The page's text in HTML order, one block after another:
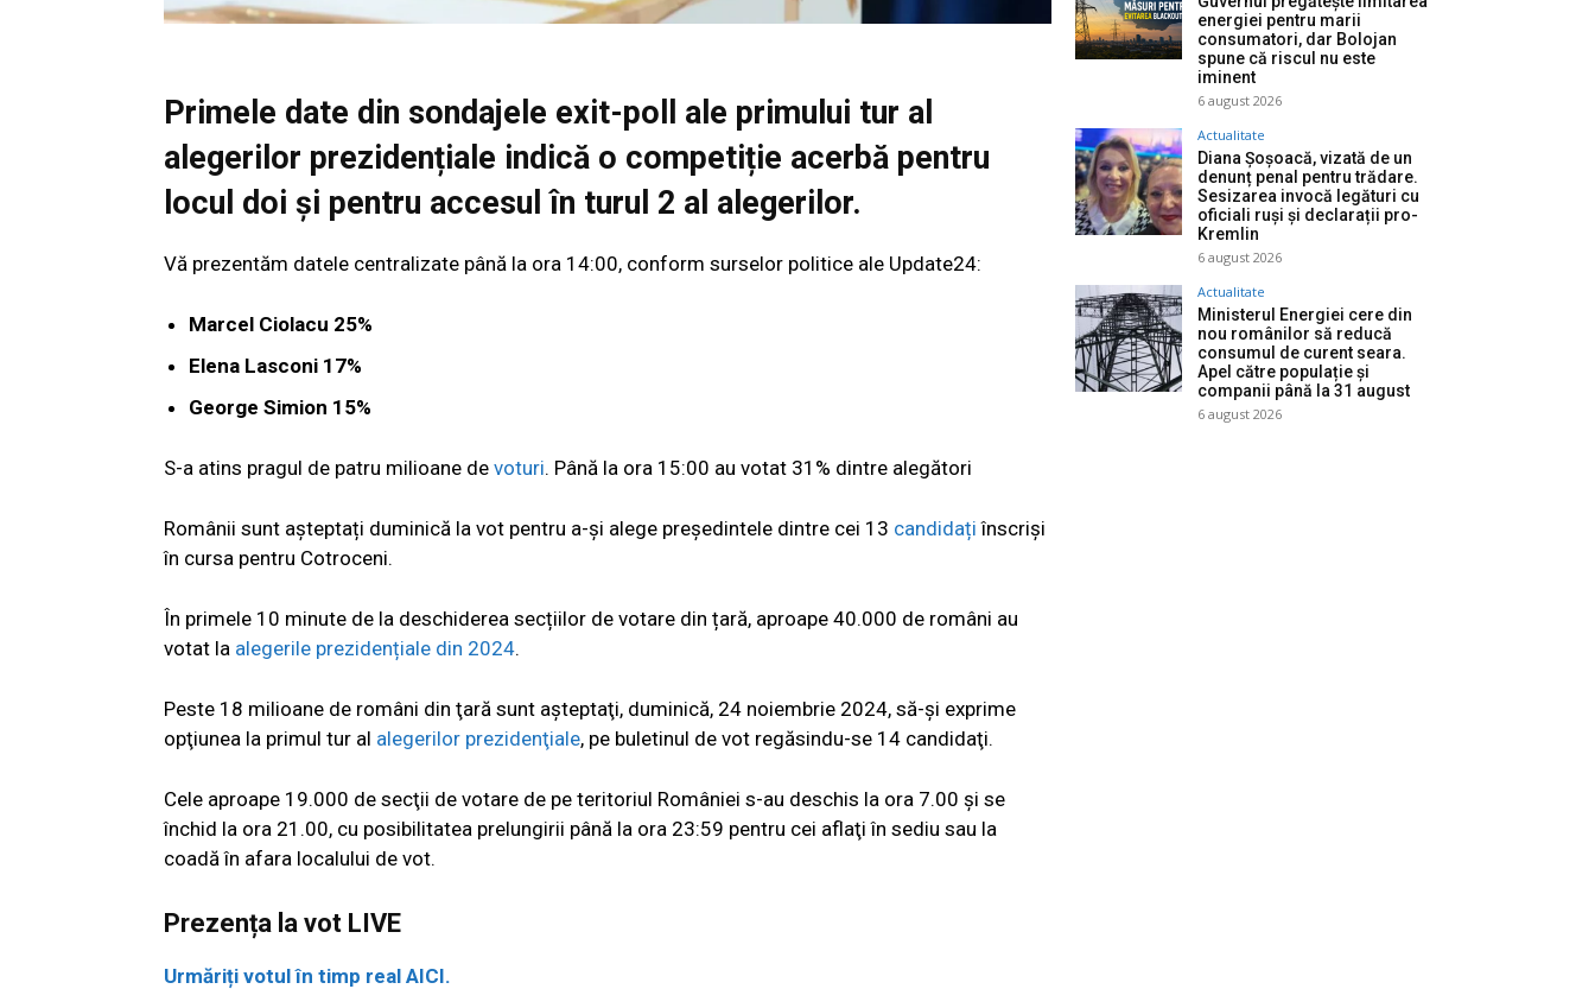
Primele date din sondajele exit-poll ale primului tur al
alegerilor prezidențiale indică o competiție acerbă pentru
locul doi și pentru accesul în turul 2 al alegerilor.
Vă prezentăm datele centralizate până la ora 14:00, conform surselor politice ale Update24:
Marcel Ciolacu 25%
Elena Lasconi 17%
George Simion 15%
S-a atins pragul de patru milioane de voturi. Până la ora 15:00 au votat 31% dintre alegători
Românii sunt așteptați duminică la vot pentru a-și alege președintele dintre cei 13 candidați înscriși
în cursa pentru Cotroceni.
În primele 10 minute de la deschiderea secțiilor de votare din țară, aproape 40.000 de români au
votat la alegerile prezidențiale din 2024.
Peste 18 milioane de români din ţară sunt aşteptaţi, duminică, 24 noiembrie 2024, să-şi exprime
opţiunea la primul tur al alegerilor prezidenţiale, pe buletinul de vot regăsindu-se 14 candidaţi.
Cele aproape 19.000 de secţii de votare de pe teritoriul României s-au deschis la ora 7.00 şi se
închid la ora 21.00, cu posibilitatea prelungirii până la ora 23:59 pentru cei aflaţi în sediu sau la
coadă în afara localului de vot.
Prezența la vot LIVE
Urmăriți votul în timp real AICI.
energiei pentru marii
consumatori, dar Bolojan
spune că riscul nu este
iminent
6 august 2026
Actualitate
Diana Șoșoacă, vizată de un
denunț penal pentru trădare.
Sesizarea invocă legături cu
oficiali ruși și declarații pro-
Kremlin
6 august 2026
Actualitate
Ministerul Energiei cere din
nou românilor să reducă
consumul de curent seara.
Apel către populație și
companii până la 31 august
6 august 2026